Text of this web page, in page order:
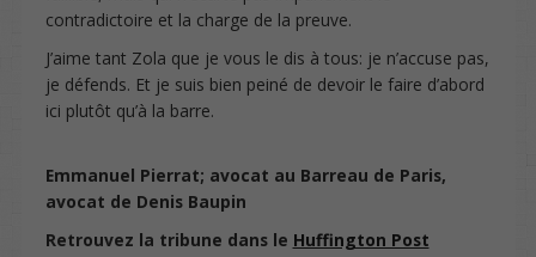
contradictoire et la charge de la preuve.
J’aime tant Zola que je vous le dis à tous: je n’accuse pas,
je défends. Et je suis bien peiné de devoir le faire d’abord
ici plutôt qu’à la barre.
Emmanuel Pierrat; avocat au Barreau de Paris,
avocat de Denis Baupin
Retrouvez la tribune dans le Huffington Post